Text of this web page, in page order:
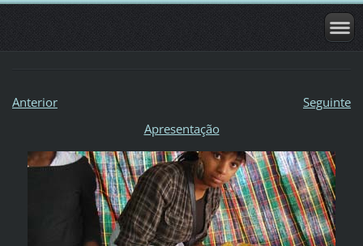
Anterior
Seguinte
Apresentação